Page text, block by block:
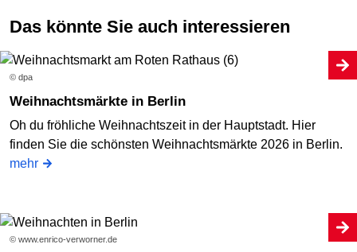
Das könnte Sie auch interessieren
© dpa
Weihnachtsmärkte in Berlin
Oh du fröhliche Weihnachtszeit in der Hauptstadt. Hier
finden Sie die schönsten Weihnachtsmärkte 2026 in Berlin.
mehr
© www.enrico-verworner.de